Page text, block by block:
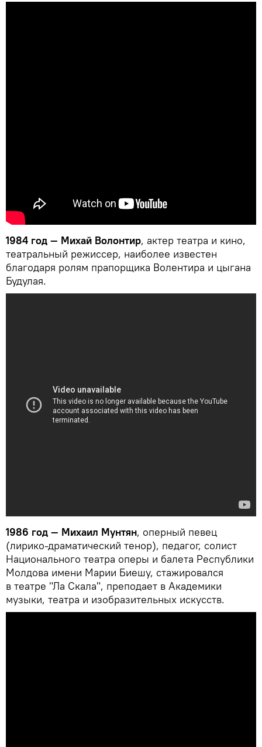
1984 год — Михай Волонтир, актер театра и кино,
театральный режиссер, наиболее известен
благодаря ролям прапорщика Волентира и цыгана
Будулая.
1986 год — Михаил Мунтян, оперный певец
(лирико-драматический тенор), педагог, солист
Национального театра оперы и балета Республики
Молдова имени Марии Биешу, стажировался
в театре "Ла Скала", преподает в Академики
музыки, театра и изобразительных искусств.